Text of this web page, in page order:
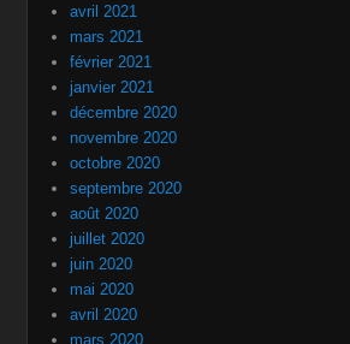
avril 2021
mars 2021
février 2021
janvier 2021
décembre 2020
novembre 2020
octobre 2020
septembre 2020
août 2020
juillet 2020
juin 2020
mai 2020
avril 2020
mars 2020